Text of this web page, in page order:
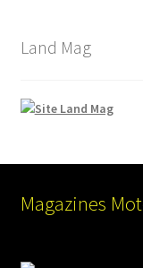
Land Mag
Magazines